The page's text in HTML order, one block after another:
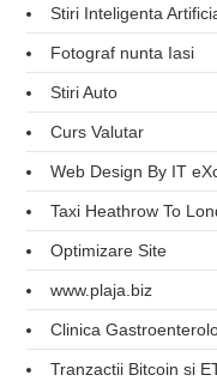
Stiri Inteligenta
Fotograf nunta Iasi
Stiri Auto
Curs Valutar
Web Design By IT
Taxi Heathrow To
Optimizare Site
www.plaja.biz
Clinica
Tranzactii Bitcoin si